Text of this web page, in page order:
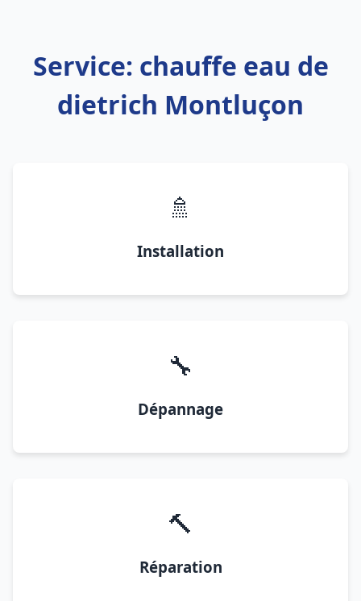
Service: chauffe eau de
dietrich Montluçon
🚿
Installation
🔧
Dépannage
🔨
Réparation